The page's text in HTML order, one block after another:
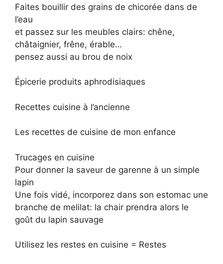
Faites bouillir des grains de chicorée dans de
l’eau
et passez sur les meubles clairs: chêne,
châtaignier, frêne, érable…
pensez aussi au brou de noix
Épicerie produits aphrodisiaques
Recettes cuisine à l’ancienne
Les recettes de cuisine de mon enfance
Trucages en cuisine
Pour donner la saveur de garenne à un simple
lapin
Une fois vidé, incorporez dans son estomac une
branche de melilat: la chair prendra alors le
goût du lapin sauvage
Utilisez les restes en cuisine = Restes